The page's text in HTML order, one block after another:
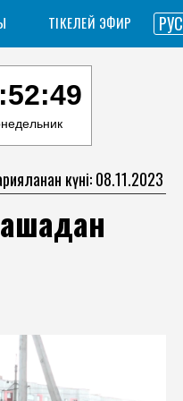
ТІКЕЛЕЙ ЭФИР РУС
күні: 08.11.2023